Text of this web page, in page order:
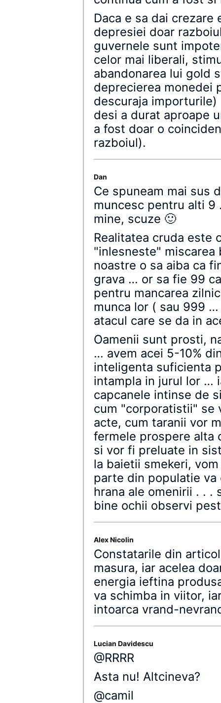
Daca e sa dai
depresiei doar
guvernele sunt
celor mai liberali,
abandonarea lui gold
deprecierea monedei
descuraja
desi a durat aproape
a fost doar o
razboiul).
Dan
Ce spuneam mai sus
muncesc pentru alti
mine, scuze 🙂
Realitatea cruda este
"inlesneste" miscarea
noastre o sa aiba ca
grava … or sa fie 99
pentru mancarea
munca lor ( sau 999
atacul care se da in
Oamenii sunt prosti,
… avem acei 5-10%
inteligenta suficienta
intampla in jurul lor …
capcanele intinse de
cum "corporatistii" se
acte, cum taranii vor
fermele prospere alta
si vor fi preluate in
la baietii smekeri,
parte din populatie
hrana ale omenirii . . .
bine ochii observi
Alex Nicolin
Constatarile din
masura, iar acelea
energia ieftina
va schimba in viitor,
intoarca vrand-
Lucian Davidescu
@RRRR
Asta nu! Altcineva?
@camil